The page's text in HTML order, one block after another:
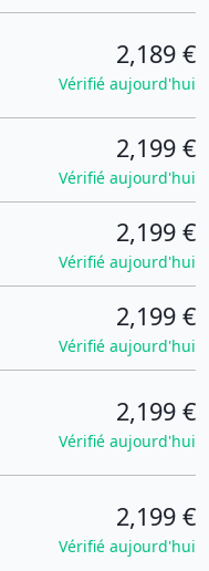
2,189 €
Vérifié aujourd'hui
2,199 €
Vérifié aujourd'hui
2,199 €
Vérifié aujourd'hui
2,199 €
Vérifié aujourd'hui
2,199 €
Vérifié aujourd'hui
2,199 €
Vérifié aujourd'hui